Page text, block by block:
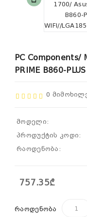
PC Components/
PRIME B860-
0
მოდელი:
პროდუქტის კოდი:
რაოდენობა:
757.35₾
რაოდენობა